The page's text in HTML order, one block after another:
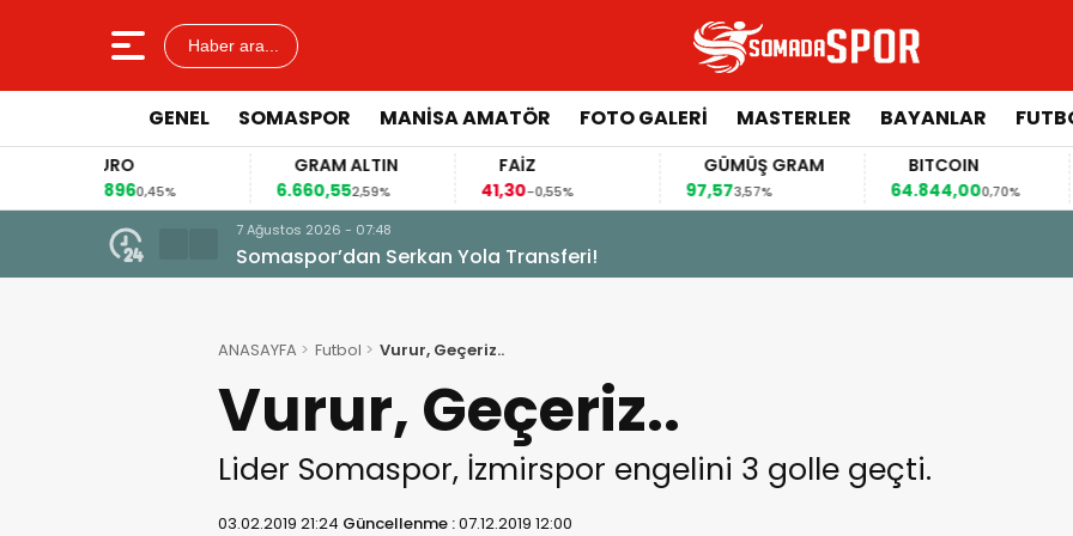
Haber ara...
GENEL SOMASPOR MANISA AMATÖR FOTO GALERI MASTERLER BAYANLAR
6.660,55
FAİZ
41,30
97,57
BITCOIN
64.844,00
GBP/TRY
64,4492
7 Ağustos 2026 - 07:48
Somaspor’dan Serkan Yola Transferi!
ANASAYFA Futbol Vurur, Geçeriz..
Vurur, Geçeriz..
Lider Somaspor, İzmirspor engelini 3 golle geçti.
03.02.2019 21:24 Güncellenme :07.12.2019 12:00